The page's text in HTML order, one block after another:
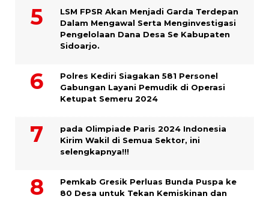
LSM FPSR Akan Menjadi Garda Terdepan
Dalam Mengawal Serta Menginvestigasi
Pengelolaan Dana Desa Se Kabupaten
Sidoarjo.
Polres Kediri Siagakan 581 Personel
Gabungan Layani Pemudik di Operasi
Ketupat Semeru 2024
pada Olimpiade Paris 2024 Indonesia
Kirim Wakil di Semua Sektor, ini
selengkapnya!!!
Pemkab Gresik Perluas Bunda Puspa ke
80 Desa untuk Tekan Kemiskinan dan